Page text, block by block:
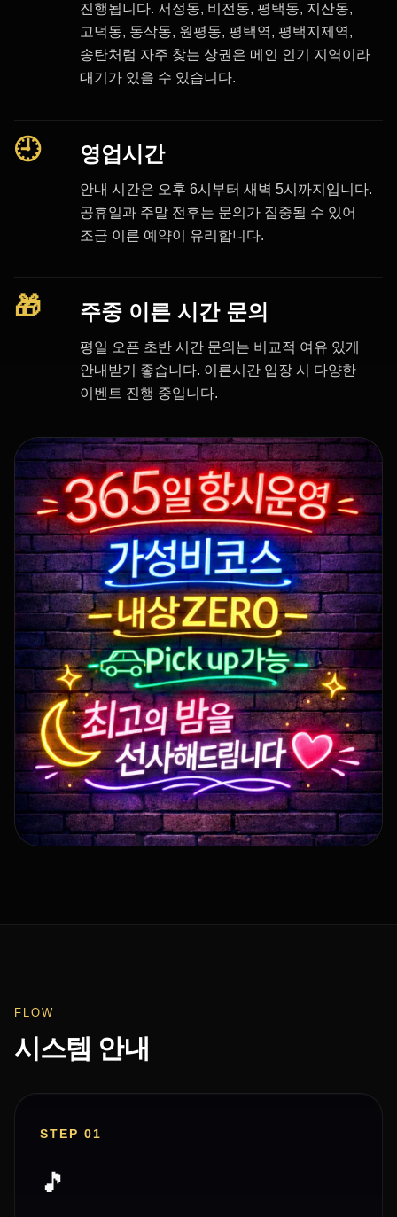
진행됩니다. 서정동, 비전동, 평택동, 지산동,
고덕동, 동삭동, 원평동, 평택역, 평택지제역,
송탄처럼 자주 찾는 상권은 메인 인기 지역이라
대기가 있을 수 있습니다.
🕘 영업시간
안내 시간은 오후 6시부터 새벽 5시까지입니다.
공휴일과 주말 전후는 문의가 집중될 수 있어
조금 이른 예약이 유리합니다.
🎁 주중 이른 시간 문의
평일 오픈 초반 시간 문의는 비교적 여유 있게
안내받기 좋습니다. 이른시간 입장 시 다양한
이벤트 진행 중입니다.
FLOW
시스템 안내
STEP 01
🎵